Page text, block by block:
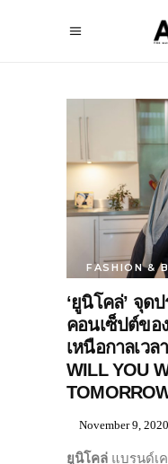
FASHION &
‘ยูนิโคล่’ จุด
คอนเซ็ปต์ขอ
เหนือกาลเวล
WILL YOU
November 9, 2020
ยูนิโคล่ แบรนด์เ